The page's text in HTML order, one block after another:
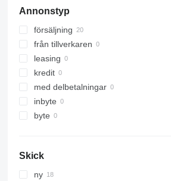
Annonstyp
försäljning
från tillverkaren
leasing
kredit
med delbetalningar
inbyte
byte
Skick
ny